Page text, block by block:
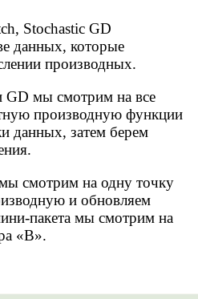
Stochastic GD
данных, которые
производных.
GD мы смотрим на все
производную функции
данных, затем берем
смотрим на одну точку
и обновляем
пакета мы смотрим на
«B».